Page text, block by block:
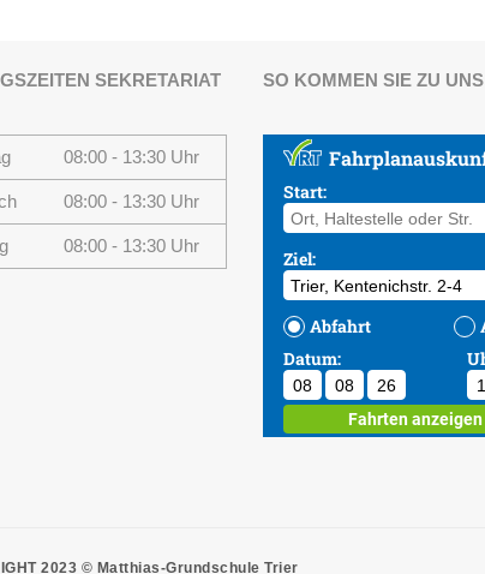
SEKRETARIAT
08:00 - 13:30 Uhr
08:00 - 13:30 Uhr
08:00 - 13:30 Uhr
SO KOMMEN SIE ZU UNS
2023 © Matthias-Grundschule Trier